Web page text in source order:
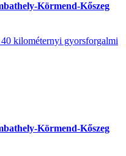
Körmend-Kőszeg
kilométernyi gyorsforgalmi
Körmend-Kőszeg